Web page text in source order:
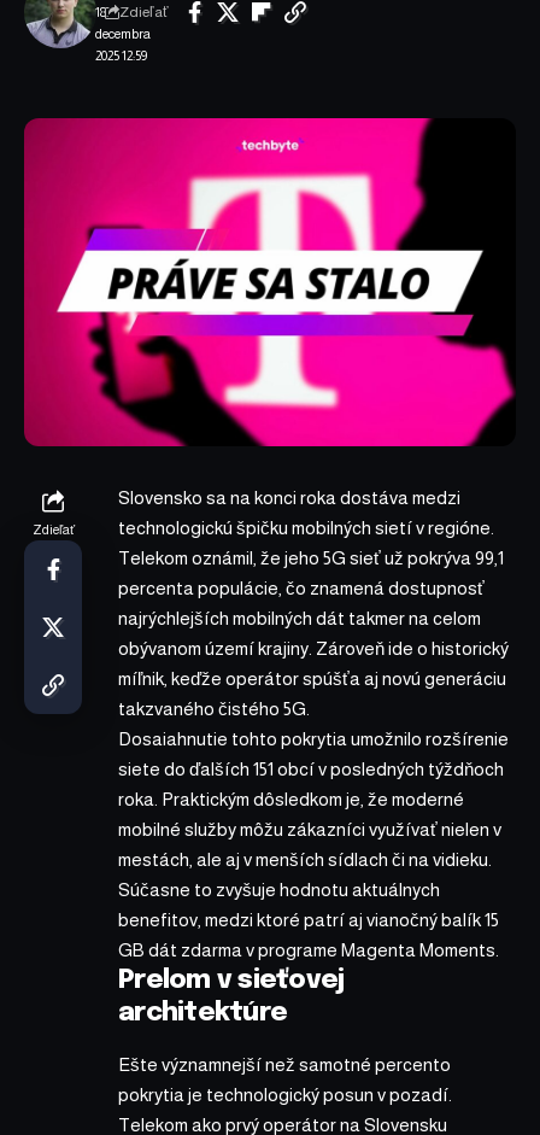
18.
decembra
2025 12:59
Zdieľať
Zdieľať
Slovensko sa na konci roka dostáva medzi
technologickú špičku mobilných sietí v regióne.
Telekom oznámil, že jeho 5G sieť už pokrýva 99,1
percenta populácie, čo znamená dostupnosť
najrýchlejších mobilných dát takmer na celom
obývanom území krajiny. Zároveň ide o historický
míľnik, keďže operátor spúšťa aj novú generáciu
takzvaného čistého 5G.
Dosaiahnutie tohto pokrytia umožnilo rozšírenie
siete do ďalších 151 obcí v posledných týždňoch
roka. Praktickým dôsledkom je, že moderné
mobilné služby môžu zákazníci využívať nielen v
mestách, ale aj v menších sídlach či na vidieku.
Súčasne to zvyšuje hodnotu aktuálnych
benefitov, medzi ktoré patrí aj vianočný balík 15
GB dát zdarma v programe Magenta Moments.
Prelom v sieťovej
architektúre
Ešte významnejší než samotné percento
pokrytia je technologický posun v pozadí.
Telekom ako prvý operátor na Slovensku